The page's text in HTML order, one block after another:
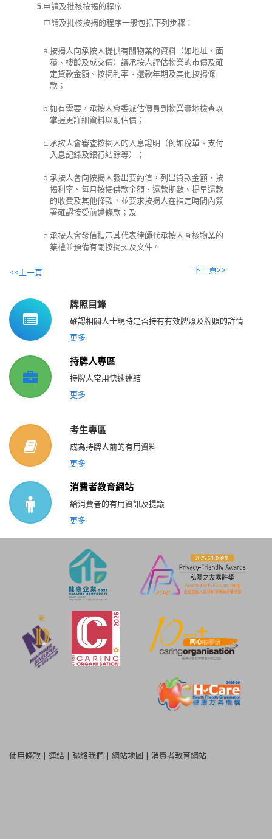
5.申請及批核按揭的程序
申請及批核按揭的程序一般包括下列步驟：
a.按揭人向承按人提供有關物業的資料（如地址、面
積、樓齡及成交價）讓承按人評估物業的市價及確
定貸款金額、按揭利率、還款年期及其他按揭條
款；
b.如有需要，承按人會委派估價員到物業實地檢查以
掌握更詳細資料以助估價；
c.承按人會審查按揭人的入息證明（例如稅單、支付
入息記錄及銀行結餘等）；
d.承按人會向按揭人發出要約信，列出貸款金額、按
揭利率、每月按揭供款金額、還款期數、提早還款
的收費及其他條款，並要求按揭人在指定時間內簽
署確認接受前述條款；及
e.承按人會發信指示其代表律師代承按人查核物業的
業權並預備有關按揭契及文件。
<<上一頁 下一頁>>
牌照目錄
確認相關人士現時是否持有有效牌照及牌照的詳情
更多
持牌人專區
持牌人常用快速連結
更多
考生專區
成為持牌人前的有用資料
更多
消費者教育網站
給消費者的有用資訊及提議
更多
使用條款 | 連結 | 聯絡我們 | 網站地圖 | 消費者教育網站